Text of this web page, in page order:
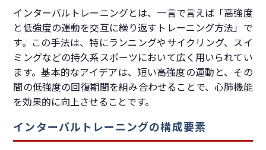
インターバルトレーニングとは、一言で言えば「高強度
と低強度の運動を交互に繰り返すトレーニング方法」で
す。この手法は、特にランニングやサイクリング、スイ
ミングなどの持久系スポーツにおいて広く用いられてい
ます。基本的なアイデアは、短い高強度の運動と、その
間の低強度の回復期間を組み合わせることで、心肺機能
を効果的に向上させることです。
インターバルトレーニングの構成要素